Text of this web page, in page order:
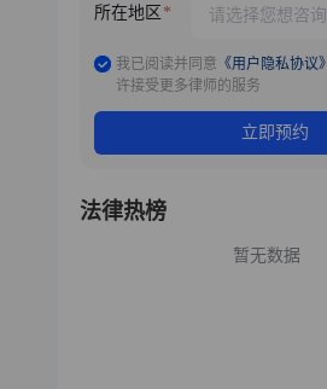
所在地区
我已阅读并同意 《用户隐私协议》
许接受更多律师的服务
立即预约
法律热榜
暂无数据